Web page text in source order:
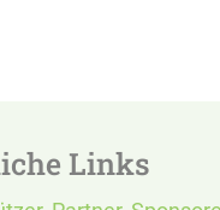
Links